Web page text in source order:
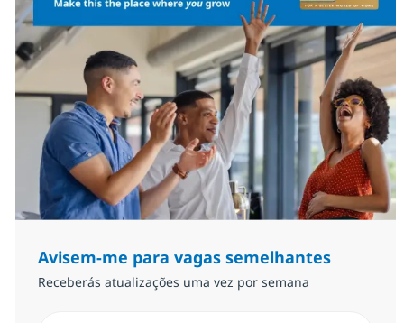
Avisem-me para vagas semelhantes
Receberás atualizações uma vez por semana